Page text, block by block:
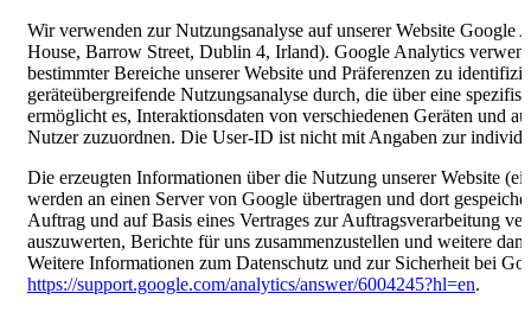
Wir verwenden zur Nutzungsanalyse auf unserer Website
House, Barrow Street, Dublin 4, Irland). Google Analytics
bestimmter Bereiche unserer Website und Präferenzen zu
geräteübergreifende Nutzungsanalyse durch, die über eine
ermöglicht es, Interaktionsdaten von verschiedenen Geräten und
Nutzer zuzuordnen. Die User-ID ist nicht mit Angaben zur
Die erzeugten Informationen über die Nutzung unserer Website
werden an einen Server von Google übertragen und dort
Auftrag und auf Basis eines Vertrages zur Auftragsverarbeitung
auszuwerten, Berichte für uns zusammenzustellen und weitere
Weitere Informationen zum Datenschutz und zur Sicherheit bei
https://support.google.com/analytics/answer/6004245?hl=en.